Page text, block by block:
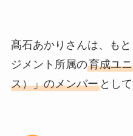
髙石あかりさんは、も
ジメント所属の育成ユ
ス）」のメンバーとし